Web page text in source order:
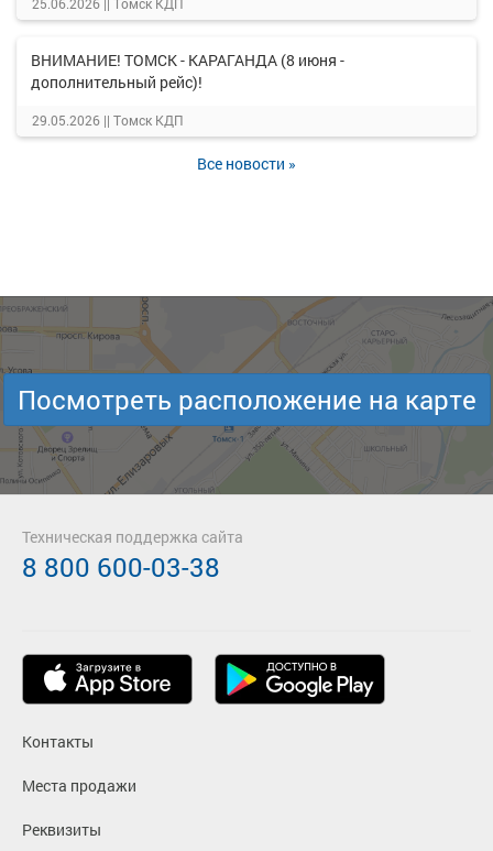
ВНИМАНИЕ! ТОМСК - КАРАГАНДА (8 июня -
дополнительный рейс)!
29.05.2026 || Томск КДП
Все новости »
Посмотреть расположение на карте
Контакты
Места продажи
Реквизиты
Техническая поддержка сайта
8 800 600-03-38